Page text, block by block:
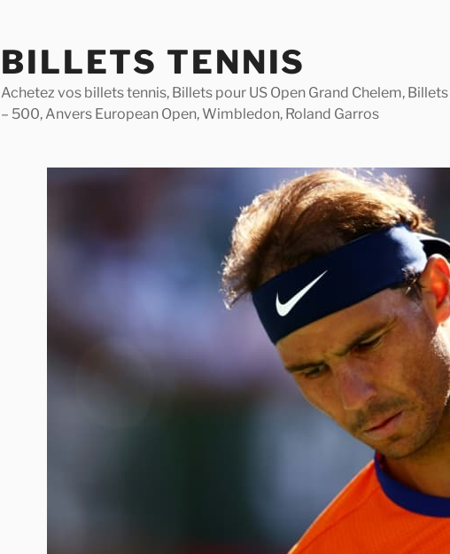
BILLETS TENNIS
Achetez vos billets tennis, Billets pour US Open Grand Chelem,
– 500, Anvers European Open, Wimbledon, Roland Garros